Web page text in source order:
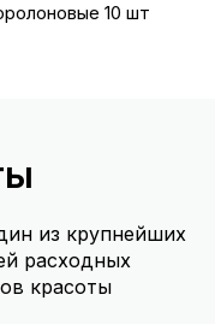
10 шт
из крупнейших
расходных
красоты